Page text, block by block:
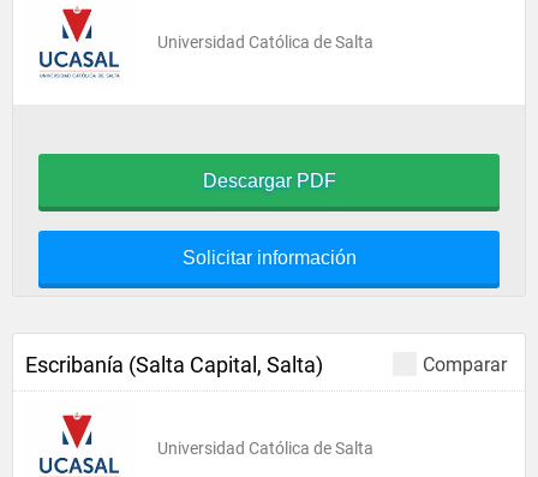
Universidad Católica de Salta
Descargar PDF
Solicitar información
Comparar
Escribanía (Salta Capital, Salta)
Universidad Católica de Salta